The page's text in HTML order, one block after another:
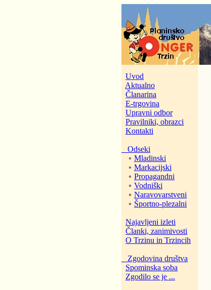
Uvod
Aktualno
Članarina
E-trgovina
Upravni odbor
Pravilniki, obrazci
Kontakti
Odseki
Mladinski
Markacijski
Propagandni
Vodniški
Naravovarstveni
Športno-plezalni
Najavljeni izleti
Članki, zanimivosti
O Trzinu in Trzincih
Zgodovina društva
Spominska soba
Zgodilo se je ...